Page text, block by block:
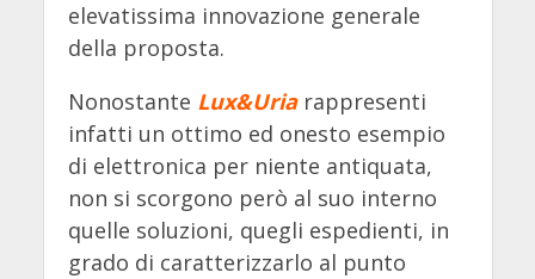
elevatissima innovazione generale
della proposta.
Nonostante Lux&Uriarappresenti
infatti un ottimo ed onesto esempio
di elettronica per niente antiquata,
non si scorgono però al suo interno
quelle soluzioni, quegli espedienti, in
grado di caratterizzarlo al punto